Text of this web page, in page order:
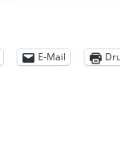
E-Mail